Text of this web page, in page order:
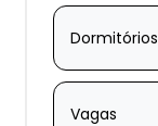
Dormitórios
Vagas